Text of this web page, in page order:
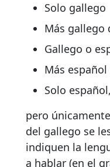
Solo gallego
Más gallego
Gallego o
Más
Solo español,
pero
del gallego se
indiquen la
a hablar (en el